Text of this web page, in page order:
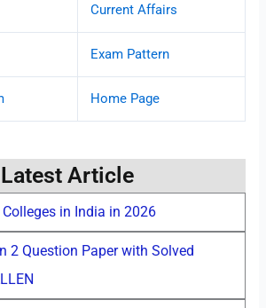
Current Affairs
Exam Pattern
Home Page
Latest Article
in India in 2026
2 Question Paper with Solved